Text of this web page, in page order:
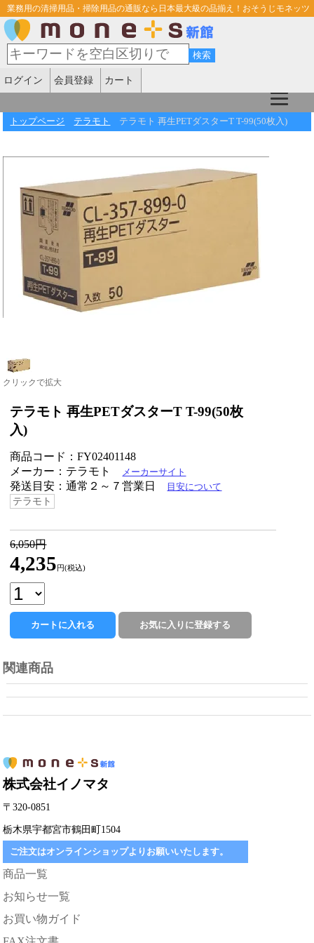
業務用の清掃用品・掃除用品の通販なら日本最大級の品揃え！おそうじモネッツ
ログイン 会員登録 カート
トップページ テラモト テラモト 再生PETダスターT T-99(50枚入)
クリックで拡大
テラモト 再生PETダスターT T-99(50枚
入)
商品コード：FY02401148
メーカー：テラモト
メーカーサイト
発送目安：通常２～７営業日 目安について
テラモト
6,050円
4,235 円(税込)
関連商品
株式会社イノマタ
〒320-0851
栃木県宇都宮市鶴田町1504
ご注文はオンラインショップよりお願いいたします。
商品一覧
お知らせ一覧
お買い物ガイド